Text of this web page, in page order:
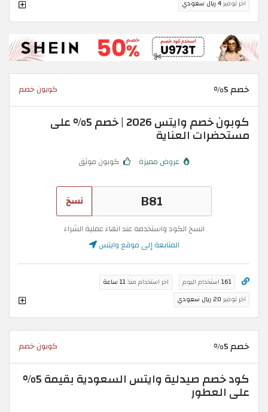
اخر توفير4 ريال سعودي
خصم 5% كوبون خصم
كوبون خصم وايتس 2026 | خصم 5% على
مستحضرات العناية
عروض مميزة كوبون موثق
نسخ
انسخ الكود واستخدمه عند انهاء عملية الشراء
المتابعة إلى موقع وايتس
161 استخدام اليوم اخر استخدام منذ11 ساعة
اخر توفير 20 ريال سعودي
خصم 5% كوبون خصم
كود خصم صيدلية وايتس السعودية بقيمة 5%
على العطور